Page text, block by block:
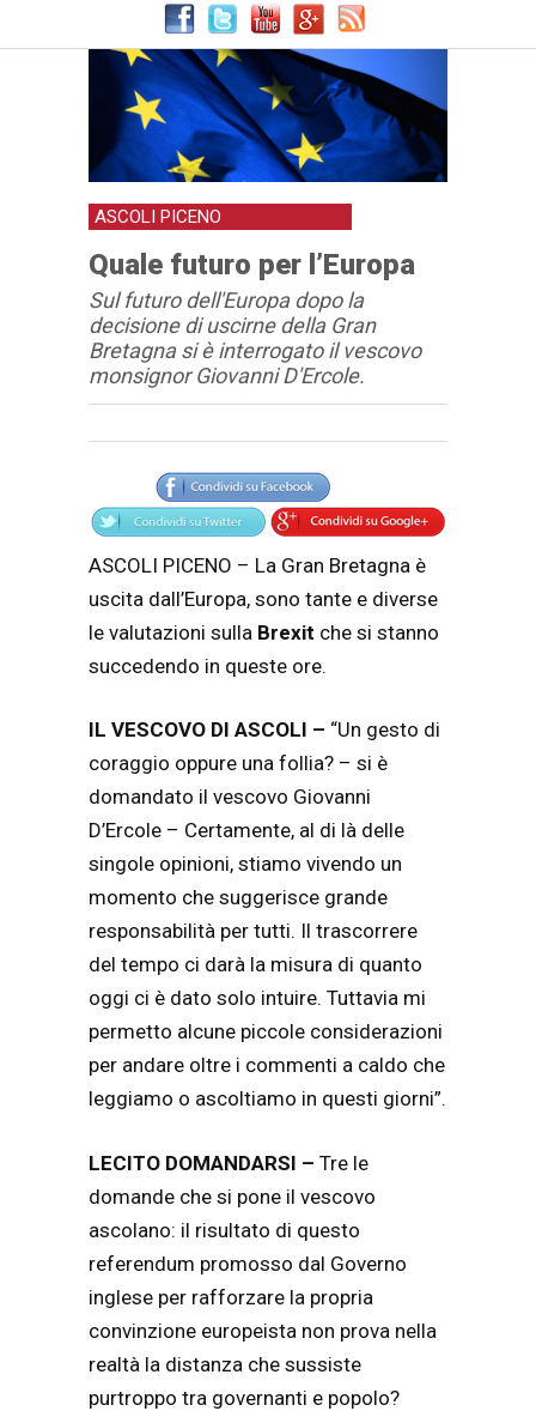
ASCOLI PICENO
Quale futuro per l’Europa
Sul futuro dell'Europa dopo la
decisione di uscirne della Gran
Bretagna si è interrogato il vescovo
monsignor Giovanni D'Ercole.
Articolo
Testo articolo principale
ASCOLI PICENO – La Gran Bretagna è
uscita dall’Europa, sono tante e diverse
le valutazioni sulla Brexit che si stanno
succedendo in queste ore.
IL VESCOVO DI ASCOLI – “Un gesto di
coraggio oppure una follia? – si è
domandato il vescovo Giovanni
D’Ercole – Certamente, al di là delle
singole opinioni, stiamo vivendo un
momento che suggerisce grande
responsabilità per tutti. Il trascorrere
del tempo ci darà la misura di quanto
oggi ci è dato solo intuire. Tuttavia mi
permetto alcune piccole considerazioni
per andare oltre i commenti a caldo che
leggiamo o ascoltiamo in questi giorni”.
LECITO DOMANDARSI – Tre le
domande che si pone il vescovo
ascolano: il risultato di questo
referendum promosso dal Governo
inglese per rafforzare la propria
convinzione europeista non prova nella
realtà la distanza che sussiste
purtroppo tra governanti e popolo?